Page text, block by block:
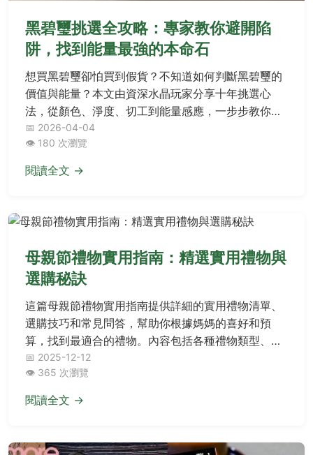
黑碧璽挑選全攻略：專家教你避開陷
阱，找到能量最強的本命石
想買黑碧璽卻怕買到假貨？不知道如何判斷黑碧璽的
價值與能量？本文由資深水晶玩家分享十年挑選心
法，從顏色、淨度、切工到能量感應，一步步教你挑
選最適合自己的黑碧璽，避免花冤枉錢，找到真正能
帶給你保護與淨化的能量寶石。
📅 2026-04-04
👁️ 180 次瀏覽
閱讀全文 →
母親節禮物實用指南：精選實用禮物與
選購秘訣
這篇母親節禮物實用指南提供詳細的實用禮物清單、
選購技巧和常見問答，幫助你根據媽媽的喜好和預
算，找到最適合的禮物。內容包括各種禮物類型、價
格範圍、個人經驗分享，解決所有疑問，讓母親節更
溫馨實用。
📅 2025-12-12
👁️ 365 次瀏覽
閱讀全文 →